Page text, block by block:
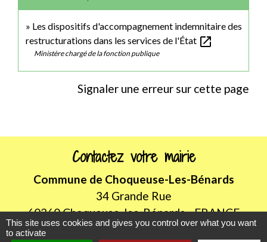
Les dispositifs d'accompagnement indemnitaire des
restructurations dans les services de l'État open_in_new
Ministère chargé de la fonction publique
Signaler une erreur sur cette page
Contactez votre mairie
Commune de Choqueuse-Les-Bénards
34 Grande Rue
60360 Choqueuse-les-Bénards - FRANCE
+33 3 44 46 52 08
This site uses cookies and gives you control over what you want
to activate